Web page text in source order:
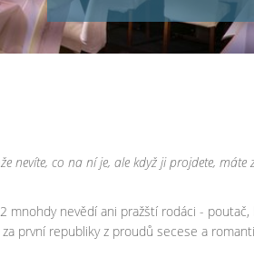
nevíte, co na ní je, ale když ji projdete,
mnohdy nevědí ani pražští rodáci -
první republiky z proudů secese a